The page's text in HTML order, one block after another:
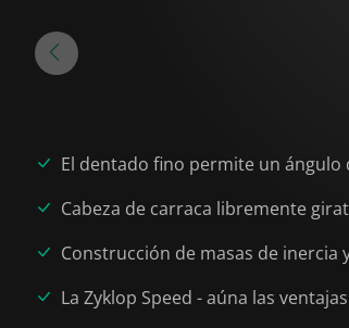
El dentado fino permite un
Cabeza de carraca libremente
Construcción de masas de
La Zyklop Speed - aúna las